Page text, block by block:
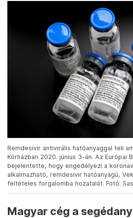
Remdesivir antivirális hatóanyaggal teli
Kórházban 2020. június 3-án. Az Európai
bejelentette, hogy engedélyezi a
alkalmazható, remdesivir hatóanyagú,
feltételes forgalomba hozatalát. Fotó:
Magyar cég a